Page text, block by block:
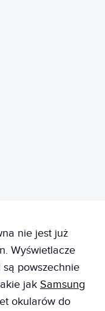
nie jest już
Wyświetlacze
powszechnie
jak Samsung
okularów do